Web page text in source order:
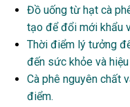
Đồ uống từ hạt cà
tạo để đổi mới khẩu
Thời điểm lý tưởng
đến sức khỏe và
Cà phê nguyên chất
điểm.